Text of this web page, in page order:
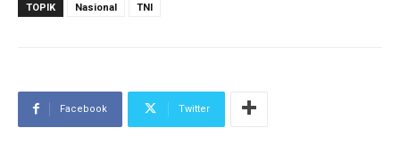
TOPIK Nasional TNI
Facebook Twitter